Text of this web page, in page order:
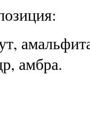
амбра.